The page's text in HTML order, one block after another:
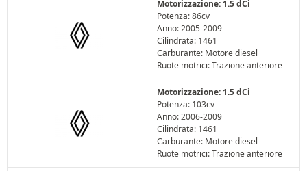
Motorizzazione: 1.5 dCi
Potenza: 86cv
Anno: 2005-2009
Cilindrata: 1461
Carburante: Motore diesel
Ruote motrici: Trazione anteriore
Motorizzazione: 1.5 dCi
Potenza: 103cv
Anno: 2006-2009
Cilindrata: 1461
Carburante: Motore diesel
Ruote motrici: Trazione anteriore